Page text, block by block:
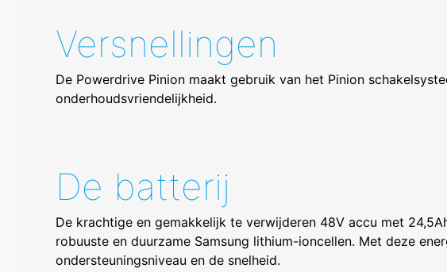
Versnellingen
De Powerdrive Pinion maakt gebruik van het Pinion
onderhoudsvriendelijkheid.
De batterij
De krachtige en gemakkelijk te verwijderen 48V accu met
robuuste en duurzame Samsung lithium-ioncellen. Met deze
ondersteuningsniveau en de snelheid.